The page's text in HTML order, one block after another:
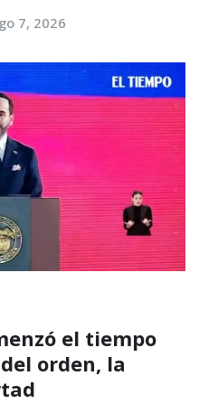
7, 2026
el tiempo
orden, la